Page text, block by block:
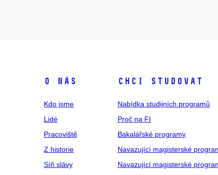
O NÁS
Kdo jsme
Lidé
Pracoviště
Z historie
Síň slávy
CHCI STUDOVAT
Nabídka studijních programů
Proč na FI
Bakalářské programy
Navazující magisterské
Navazující magisterské